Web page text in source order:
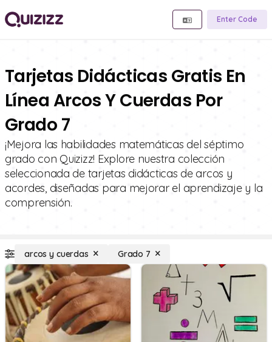
Enter Code
Tarjetas Didácticas Gratis En
Línea Arcos Y Cuerdas Por
Grado 7
¡Mejora las habilidades matemáticas del séptimo
grado con Quizizz! Explore nuestra colección
seleccionada de tarjetas didácticas de arcos y
acordes, diseñadas para mejorar el aprendizaje y la
comprensión.
arcos y cuerdas Grado 7